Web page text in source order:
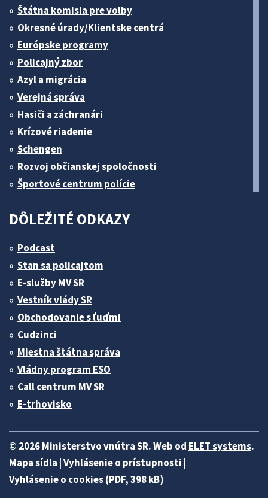
Štátna komisia pre volby
Okresné úrady/Klientske centrá
Európske programy
Policajný zbor
Azyl a migrácia
Verejná správa
Hasiči a záchranári
Krízové riadenie
Schengen
Rozvoj občianskej spoločnosti
Športové centrum polície
DÔLEŽITÉ ODKAZY
Podcast
Stan sa policajtom
E-služby MV SR
Vestník vlády SR
Obchodovanie s ľuďmi
Cudzinci
Miestna štátna správa
Vládny program ESO
Call centrum MV SR
E-trhovisko
© 2026 Ministerstvo vnútra SR. Web od ELET systems.
Mapa sídla |Vyhlásenie o prístupnosti |
Vyhlásenie o cookies (PDF, 398 kB)